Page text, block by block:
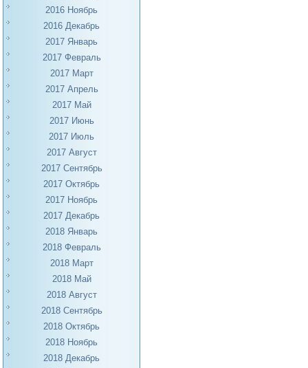
2016 Ноябрь
2016 Декабрь
2017 Январь
2017 Февраль
2017 Март
2017 Апрель
2017 Май
2017 Июнь
2017 Июль
2017 Август
2017 Сентябрь
2017 Октябрь
2017 Ноябрь
2017 Декабрь
2018 Январь
2018 Февраль
2018 Март
2018 Май
2018 Август
2018 Сентябрь
2018 Октябрь
2018 Ноябрь
2018 Декабрь